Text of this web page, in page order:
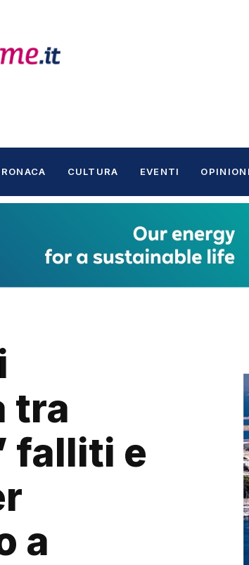
CULTURA EVENTI OPINIONI
tra
falliti e
a